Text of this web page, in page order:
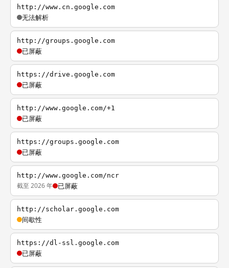
http://www.cn.google.com
无法解析
http://groups.google.com
已屏蔽
https://drive.google.com
已屏蔽
http://www.google.com/+1
已屏蔽
https://groups.google.com
已屏蔽
http://www.google.com/ncr
截至 2026 年 已屏蔽
http://scholar.google.com
间歇性
https://dl-ssl.google.com
已屏蔽